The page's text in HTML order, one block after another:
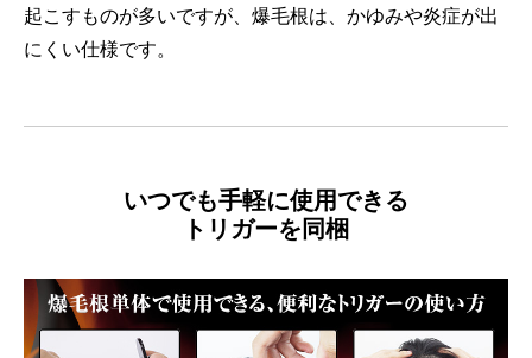
起こすものが多いですが、爆毛根は、かゆみや炎症が出
にくい仕様です。
いつでも手軽に使用できる
トリガーを同梱